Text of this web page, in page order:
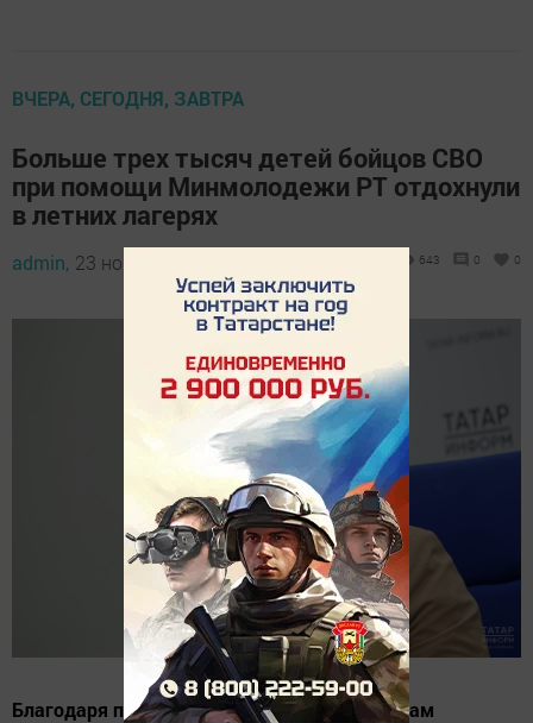
ВЧЕРА, СЕГОДНЯ, ЗАВТРА
Больше трех тысяч детей бойцов СВО
при помощи Минмолодежи РТ отдохнули
в летних лагерях
admin, 23 ноября 2023 - 09:19 643 0 0
Благодаря поддержке министерства по делам